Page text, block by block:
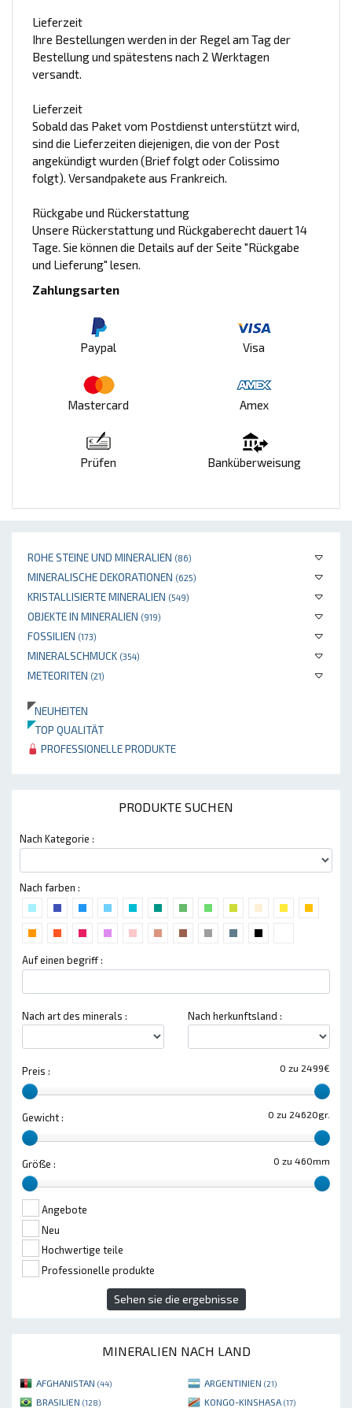
ROHE STEINE UND MINERALIEN (86)
MINERALISCHE DEKORATIONEN (625)
KRISTALLISIERTE MINERALIEN (549)
OBJEKTE IN MINERALIEN (919)
FOSSILIEN (173)
MINERALSCHMUCK (354)
METEORITEN (21)
NEUHEITEN
TOP QUALITÄT
PROFESSIONELLE PRODUKTE
PRODUKTE SUCHEN
Nach Kategorie :
Nach farben :
Auf einen begriff :
Nach art des minerals : Nach herkunftsland :
0 zu 2499€
Preis :
0 zu 24620gr.
Gewicht :
0 zu 460mm
Größe :
Angebote
Neu
Hochwertige teile
Professionelle produkte
Sehen sie die ergebnisse
MINERALIEN NACH LAND
AFGHANISTAN (44) ARGENTINIEN (21)
BRASILIEN (128) KONGO-KINSHASA (17)
Lieferzeit
Ihre Bestellungen werden in der Regel am Tag der
Bestellung und spätestens nach 2 Werktagen
versandt.
Lieferzeit
Sobald das Paket vom Postdienst unterstützt wird,
sind die Lieferzeiten diejenigen, die von der Post
angekündigt wurden (Brief folgt oder Colissimo
folgt). Versandpakete aus Frankreich.
Rückgabe und Rückerstattung
Unsere Rückerstattung und Rückgaberecht dauert 14
Tage. Sie können die Details auf der Seite "Rückgabe
und Lieferung" lesen.
Zahlungsarten
Paypal Visa
Mastercard Amex
Prüfen Banküberweisung